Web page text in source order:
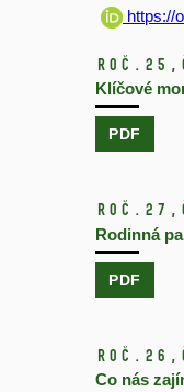
https://
Roč.25,
Klíčové
PDF
Roč.27,
Rodinná
PDF
Roč.26,
Co nás